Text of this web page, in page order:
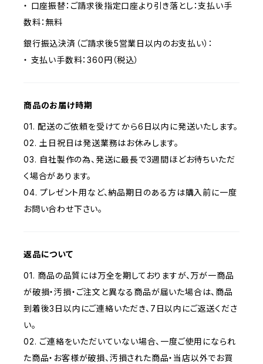
・ 口座振替：ご請求後指定口座より引き落とし：支払い手
数料：無料
銀行振込決済（ご請求後5営業日以内のお支払い）：
・ 支払い手数料：360円（税込）
商品のお届け時期
01. 配送のご依頼を受けてから6日以内に発送いたします。
02. 土日祝日は発送業務はお休みします。
03. 自社製作の為、発送に最長で3週間ほどお待ちいただ
く場合があります。
04. プレゼント用など、納品期日のある方は購入前に一度
お問い合わせ下さい。
返品について
01. 商品の品質には万全を期しておりますが、万が一商品
が破損・汚損・ご注文と異なる商品が届いた場合は、商品
到着後3日以内にご連絡いただき、7日以内にご返送くださ
い。
02. ご連絡をいただいていない場合、一度ご使用になられ
た商品・お客様が破損、汚損された商品・当店以外でお買